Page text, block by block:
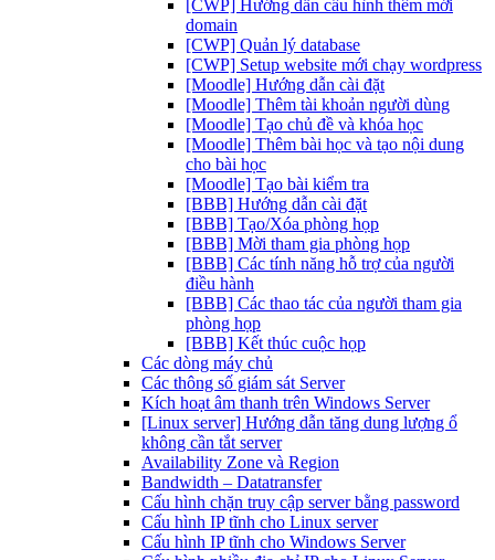
[CWP] Hướng dẫn cấu hình thêm mới
domain
[CWP] Quản lý database
[CWP] Setup website mới chạy wordpress
[Moodle] Hướng dẫn cài đặt
[Moodle] Thêm tài khoản người dùng
[Moodle] Tạo chủ đề và khóa học
[Moodle] Thêm bài học và tạo nội dung
cho bài học
[Moodle] Tạo bài kiểm tra
[BBB] Hướng dẫn cài đặt
[BBB] Tạo/Xóa phòng họp
[BBB] Mời tham gia phòng họp
[BBB] Các tính năng hỗ trợ của người
điều hành
[BBB] Các thao tác của người tham gia
phòng họp
[BBB] Kết thúc cuộc họp
Các dòng máy chủ
Các thông số giám sát Server
Kích hoạt âm thanh trên Windows Server
[Linux server] Hướng dẫn tăng dung lượng ổ
không cần tắt server
Availability Zone và Region
Bandwidth – Datatransfer
Cấu hình chặn truy cập server bằng password
Cấu hình IP tĩnh cho Linux server
Cấu hình IP tĩnh cho Windows Server